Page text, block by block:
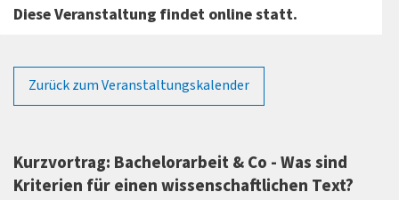
Diese Veranstaltung findet online statt.
Zurück zum Veranstaltungskalender
Kurzvortrag: Bachelorarbeit & Co - Was sind
Kriterien für einen wissenschaftlichen Text?